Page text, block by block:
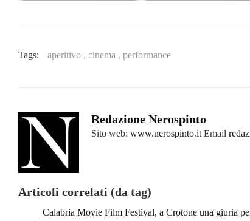
Tags: aperitivo , cinema , performance
Redazione Nerospinto
Sito web: www.nerospinto.it Email
Articoli correlati (da tag)
Calabria Movie Film Festival, a Crotone una giuria